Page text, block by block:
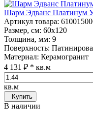
Шарм Эдванс Платинум
Артикул товара:
Размер, см: 60x120
Толщина, мм: 9
Поверхность:
Материал: Керамогранит
4 131 ₽ * кв.м
кв.м
Купить
В наличии